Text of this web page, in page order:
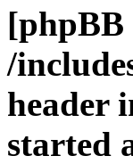
[phpBB
/
header
started